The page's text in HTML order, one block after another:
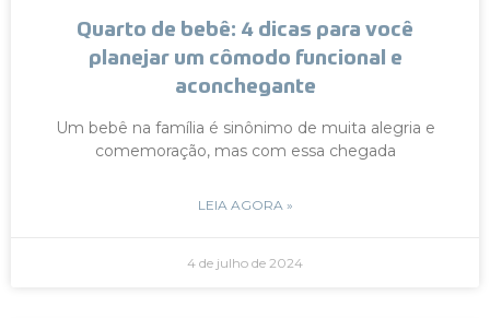
Quarto de bebê: 4 dicas para você
planejar um cômodo funcional e
aconchegante
Um bebê na família é sinônimo de muita alegria e
comemoração, mas com essa chegada
LEIA AGORA »
4 de julho de 2024